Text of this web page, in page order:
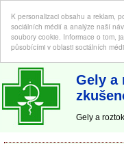
K personalizaci obsahu a reklam,
sociálních médií a analýze naší
soubory cookie. Informace o tom,
působícími v oblasti sociálních
ABC-LEKARNA.cz | Poradna
Gely a
Gely a